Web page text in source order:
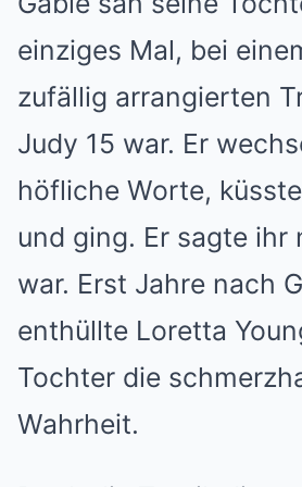
einziges Mal, bei
zufällig arrangierten
Judy 15 war. Er
höfliche Worte,
und ging. Er sagte ihr
war. Erst Jahre nach
enthüllte Loretta
Tochter die
Wahrheit.